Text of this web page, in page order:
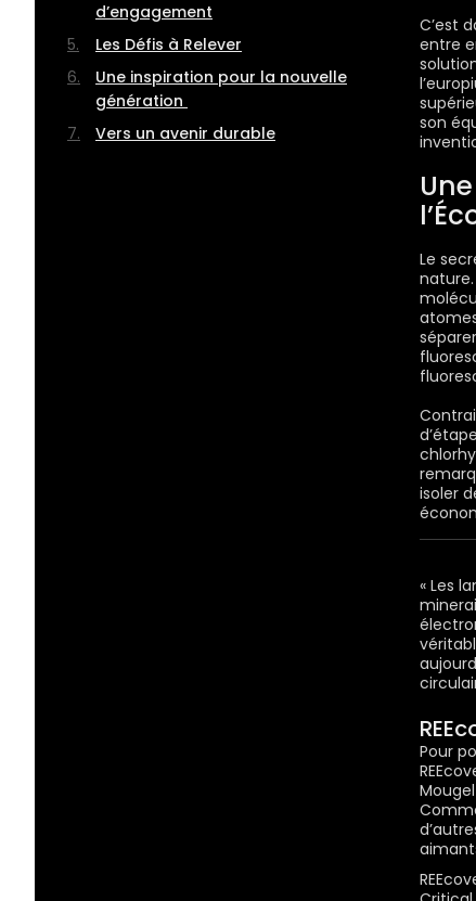
C’est
entre
son
Le
isoler
« Les
Pour
d’engagement
Les Défis à Relever
Une inspiration pour la nouvelle
génération
Vers un avenir durable